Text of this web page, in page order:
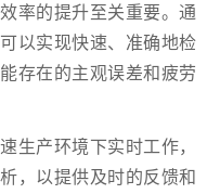
率的提升至关重要。通
以实现快速、准确地检
存在的主观误差和疲劳
生产环境下实时工作，
，以提供及时的反馈和